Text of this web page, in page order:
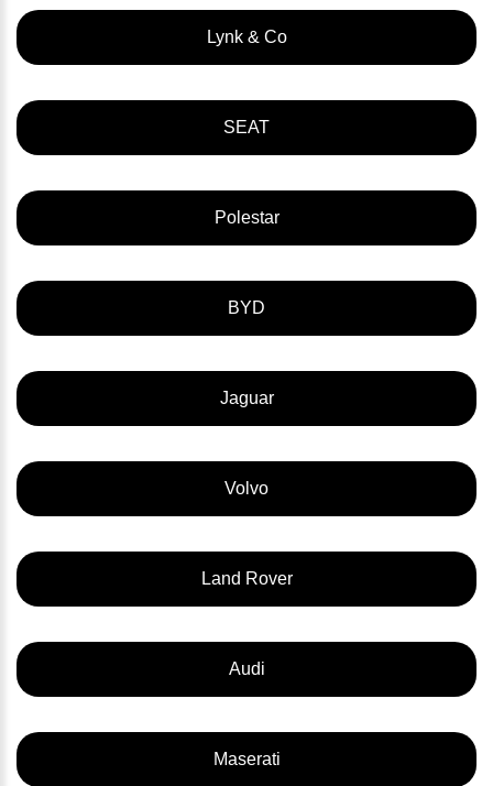
Lynk & Co
SEAT
Polestar
BYD
Jaguar
Volvo
Land Rover
Audi
Maserati